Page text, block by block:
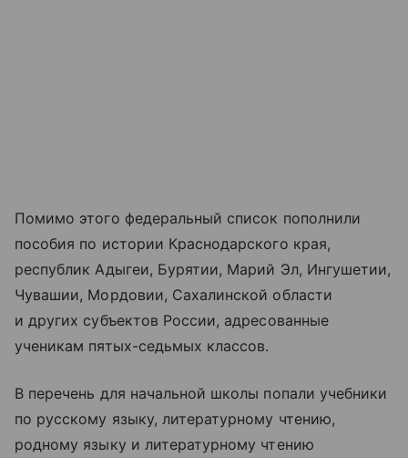
Помимо этого федеральный список пополнили
пособия по истории Краснодарского края,
республик Адыгеи, Бурятии, Марий Эл, Ингушетии,
Чувашии, Мордовии, Сахалинской области
и других субъектов России, адресованные
ученикам пятых-седьмых классов.
В перечень для начальной школы попали учебники
по русскому языку, литературному чтению,
родному языку и литературному чтению